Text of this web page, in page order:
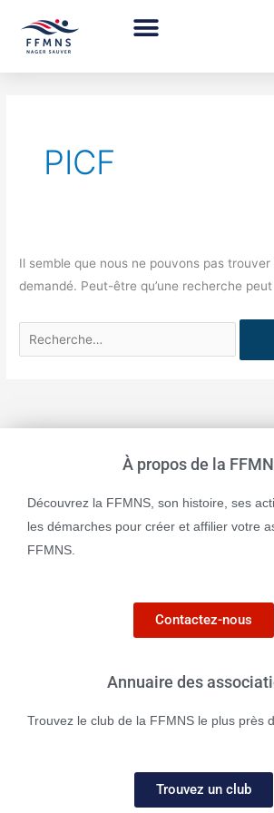
contenu
PICF
Il semble que nous ne pouvons pas
demandé. Peut-être qu’une recherche
Rechercher :
À propos de la
Découvrez la FFMNS, son histoire, ses
les démarches pour créer et affilier votre
FFMNS.
Contactez-nous
Annuaire des
Trouvez le club de la FFMNS le plus près
Trouvez un club